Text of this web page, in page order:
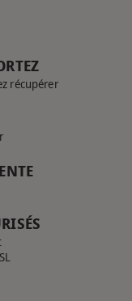
récupérer